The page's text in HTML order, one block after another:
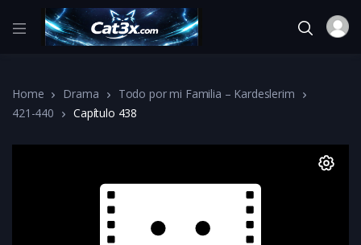
Home Drama
Todo por mi Familia – Kardeslerim
421-440
Capítulo 438